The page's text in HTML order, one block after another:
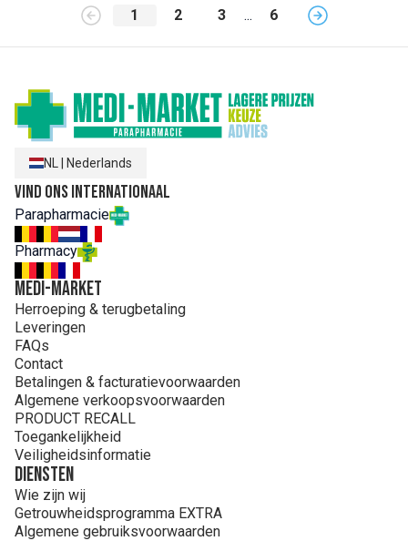
1 2 3 ... 6
NL Nederlands
Vind ons internationaal
Parapharmacie
Pharmacy
MEDI-MARKET
Herroeping & terugbetaling
Leveringen
FAQs
Contact
Betalingen & facturatievoorwaarden
Algemene verkoopsvoorwaarden
PRODUCT RECALL
Toegankelijkheid
Veiligheidsinformatie
Diensten
Wie zijn wij
Getrouwheidsprogramma EXTRA
Algemene gebruiksvoorwaarden